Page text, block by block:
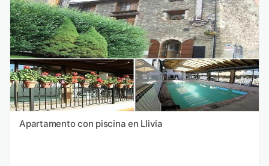
Apartamento con piscina en Llivia